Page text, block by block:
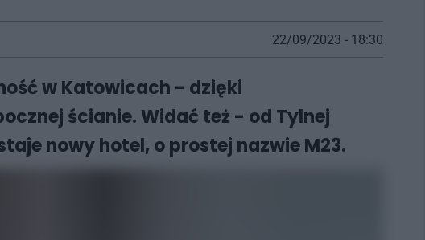
22/09/2023 - 18:30
w Katowicach - dzięki
ścianie. Widać też - od Tylnej
nowy hotel, o prostej nazwie M23.